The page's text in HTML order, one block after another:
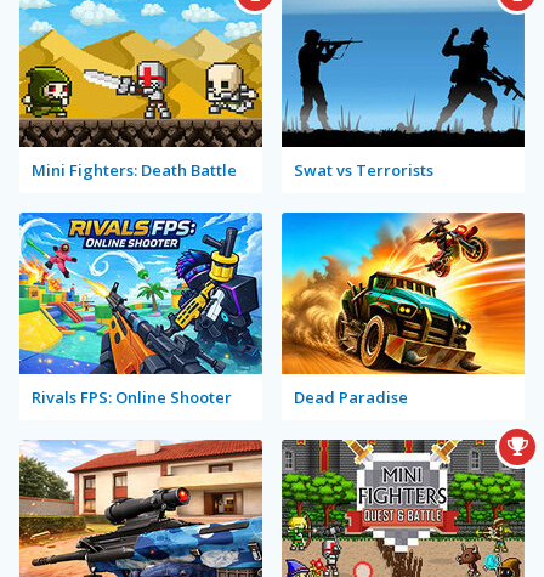
Mini Fighters: Death Battle Swat vs Terrorists
Rivals FPS: Online Shooter Dead Paradise